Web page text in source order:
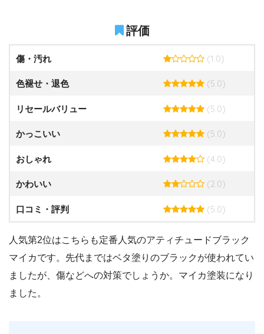
評価
傷・汚れ (1.0)
色褪せ・退色 (5.0)
リセールバリュー (5.0)
かっこいい (5.0)
おしゃれ (4.0)
かわいい (2.0)
口コミ・評判 (5.0)
人気第2位はこちらも定番人気のアティチュードブラック
マイカです。先代まではベタ塗りのブラックが使われてい
ましたが、傷などへの対策でしょうか。マイカ塗装になり
ました。